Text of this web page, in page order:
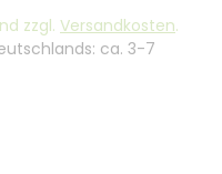
zzgl. Versandkosten.
ca. 3-7